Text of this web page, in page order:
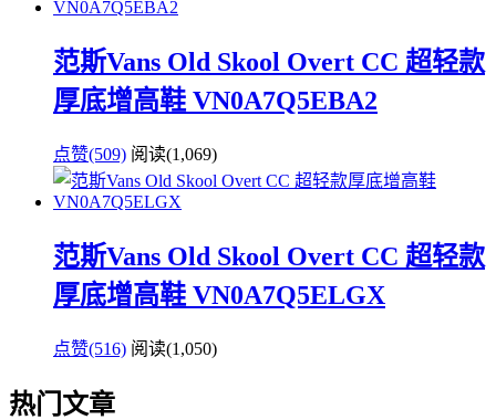
范斯Vans Old Skool Overt CC 超轻款
厚底增高鞋 VN0A7Q5EBA2
点赞(509) 阅读(1,069)
范斯Vans Old Skool Overt CC 超轻款
厚底增高鞋 VN0A7Q5ELGX
点赞(516) 阅读(1,050)
热门文章